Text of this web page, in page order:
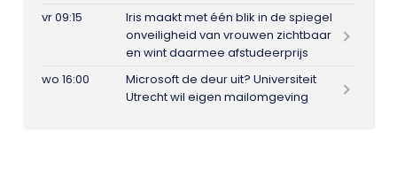
vr 09:15
Iris maakt met één blik in de spiegel
onveiligheid van vrouwen zichtbaar
en wint daarmee afstudeerprijs
wo 16:00
Microsoft de deur uit? Universiteit
Utrecht wil eigen mailomgeving